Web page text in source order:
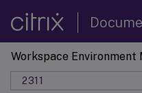
Workspace Environment
2311